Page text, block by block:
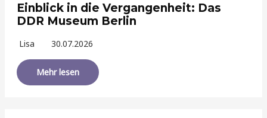
Einblick in die Vergangenheit: Das
DDR Museum Berlin
Lisa 30.07.2026
Mehr lesen